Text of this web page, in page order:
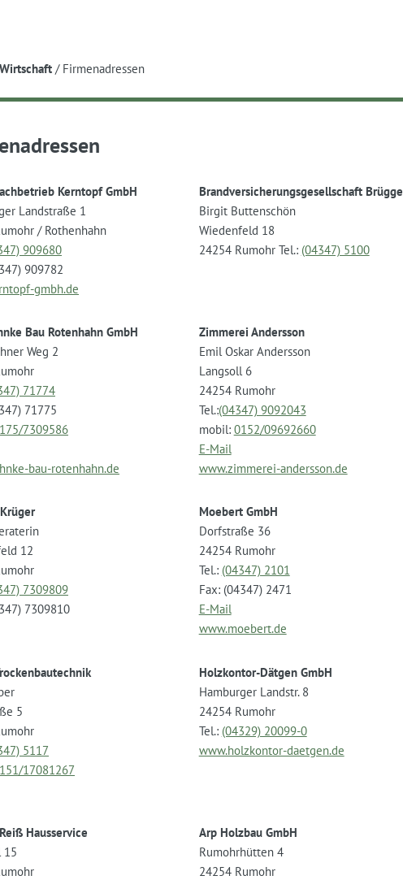
Wirtschaft / Firmenadressen
Kerntopf GmbH
Landstraße 1
/ Rothenhahn
909680
909782
gmbh.de
Brandversicherungsgesellschaft Brügge
Birgit Buttenschön
Wiedenfeld 18
24254 Rumohr Tel.: (04347) 5100
Bau Rotenhahn GmbH
Weg 2
71774
71775
7309586
bau-rotenhahn.de
Zimmerei Andersson
Emil Oskar Andersson
Langsoll 6
24254 Rumohr
Tel.:(04347) 9092043
mobil: 0152/09692660
E-Mail
www.zimmerei-andersson.de
12
7309809
7309810
Moebert GmbH
Dorfstraße 36
24254 Rumohr
Tel.: (04347) 2101
Fax: (04347) 2471
E-Mail
www.moebert.de
5
5117
17081267
Holzkontor-Dätgen GmbH
Hamburger Landstr. 8
24254 Rumohr
Tel.: (04329) 20099-0
www.holzkontor-daetgen.de
Hausservice
15
Arp Holzbau GmbH
Rumohrhütten 4
24254 Rumohr